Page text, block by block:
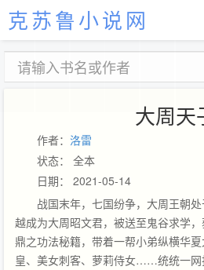
克苏鲁小说网
大周天
作者： 洛雷
状态： 全本
日期： 2021-05-14
战国末年，七国纷争，大周王朝
越成为大周昭文君，被送至鬼谷求学
鼎之功法秘籍，带着一帮小弟纵横华
皇、美女刺客、萝莉侍女……统统一网